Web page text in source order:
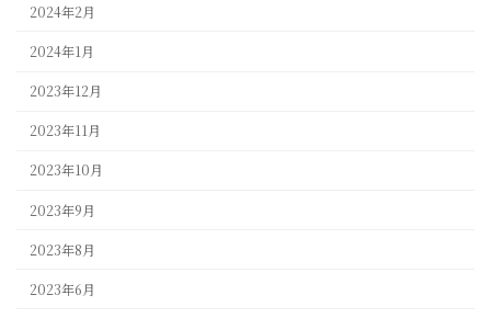
2024年2月
2024年1月
2023年12月
2023年11月
2023年10月
2023年9月
2023年8月
2023年6月